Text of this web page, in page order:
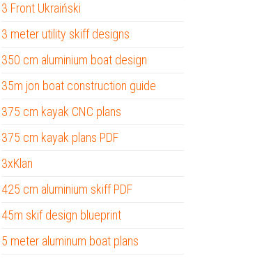
3 Front Ukraiński
3 meter utility skiff designs
350 cm aluminium boat design
35m jon boat construction guide
375 cm kayak CNC plans
375 cm kayak plans PDF
3xKlan
425 cm aluminium skiff PDF
45m skif design blueprint
5 meter aluminum boat plans